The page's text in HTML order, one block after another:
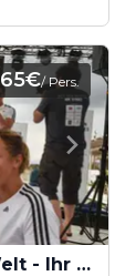
65€/ Pers.
Die größte Band der Welt - Ihr XXL-Musik-Event